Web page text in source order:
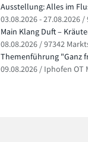
Ausstellung: Alles im
03.08.2026 - 27.08.2026
Main Klang Duft –
08.08.2026 / 97342
Themenführung "Ganz
09.08.2026 / Iphofen